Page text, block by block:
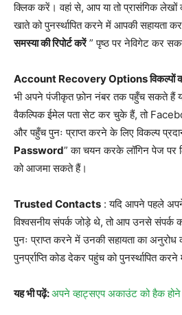
क्लिक करें। वहां से, आप या तो प्रासंगिक
खाते को पुनर्स्थापित करने में आपकी सहायता
समस्या की रिपोर्ट करें” पृष्ठ पर नेविगेट कर
Account Recovery Optionsविकल्पों
भी अपने पंजीकृत फ़ोन नंबर तक पहुँच सकते हैं या
वैकल्पिक ईमेल पता सेट कर चुके हैं, तो
और पहुँच पुनः प्राप्त करने के लिए विकल्प
Password” का चयन करके लॉगिन पेज पर
को आजमा सकते हैं।
Trusted Contacts : यदि आपने पहले
विश्वसनीय संपर्क जोड़े थे, तो आप उनसे
पुनः प्राप्त करने में उनकी सहायता का
पुनर्प्राप्ति कोड देकर पहुंच को पुनर्स्थापित
यह भी पढ़ें:अपने व्हाट्सएप अकाउंट को हैक